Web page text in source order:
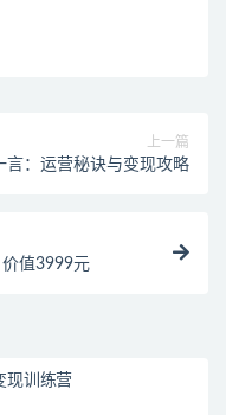
上一篇
言：运营秘诀与变现攻略
值3999元
现训练营